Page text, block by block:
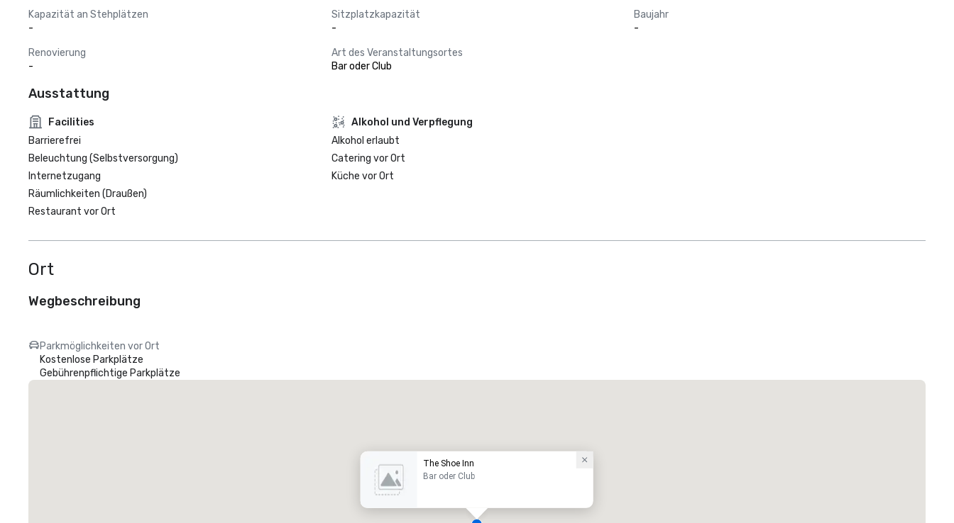
Kapazität an Stehplätzen
-
Sitzplatzkapazität
-
Baujahr
-
Renovierung
-
Art des Veranstaltungsortes
Bar oder Club
Ausstattung
Facilities
Barrierefrei
Beleuchtung (Selbstversorgung)
Internetzugang
Räumlichkeiten (Draußen)
Restaurant vor Ort
‪Alkohol‬ und Verpflegung
‪Alkohol‬ erlaubt
Catering vor Ort
Küche vor Ort
Ort
Wegbeschreibung
Parkmöglichkeiten vor Ort
Kostenlose Parkplätze
Gebührenpflichtige Parkplätze
The Shoe Inn
Bar oder Club